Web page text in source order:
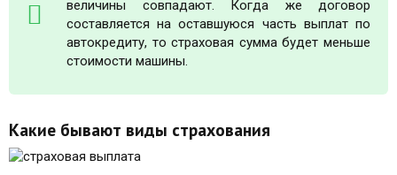
величины совпадают. Когда же договор
составляется на оставшуюся часть выплат по
автокредиту, то страховая сумма будет меньше
стоимости машины.
Какие бывают виды страхования